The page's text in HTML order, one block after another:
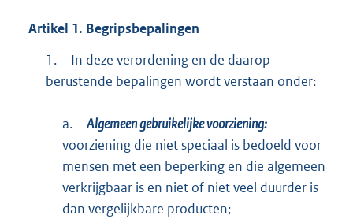
Artikel 1. Begripsbepalingen
1.
In deze verordening en de daarop
berustende bepalingen wordt verstaan onder:
a.
Algemeen gebruikelijke voorziening:
voorziening die niet speciaal is bedoeld voor
mensen met een beperking en die algemeen
verkrijgbaar is en niet of niet veel duurder is
dan vergelijkbare producten;